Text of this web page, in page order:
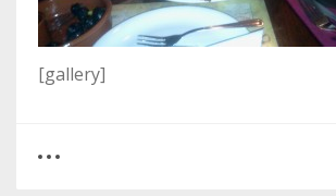
[gallery]